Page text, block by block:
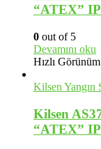
“ATEX”
0 out of 5
Devamını oku
Hızlı Görünüm
Kilsen Yangın
Kilsen
“ATEX”